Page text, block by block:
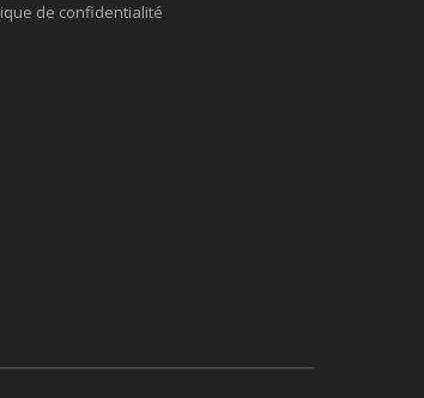
de confidentialité